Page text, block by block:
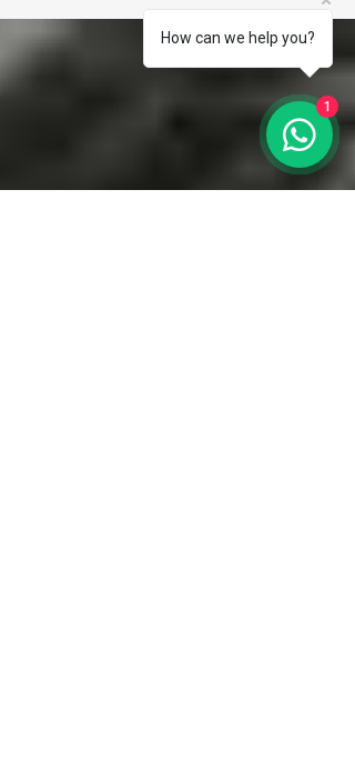
Incontinenza fecale: rompere il
silenzio per ritrovare la libertà
mininvasiva e senza dolore - Tel. 333/8887415 -
mail carusochirurgo@gmail.com Esiste un...
How can we help you?
1